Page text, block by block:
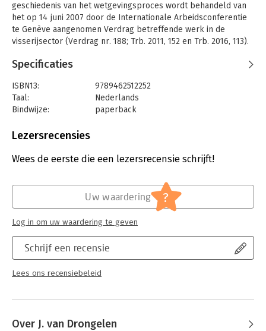
geschiedenis van het wetgevingsproces wordt behandeld van
het op 14 juni 2007 door de Internationale Arbeidsconferentie
te Genève aangenomen Verdrag betreffende werk in de
visserijsector (Verdrag nr. 188; Trb. 2011, 152 en Trb. 2016, 113).
Op grond van artikel 91 Grondwet wordt het Koninkrijk niet aan
verdragen gebonden zonder voorafgaande goedkeuring van de
Staten-Generaal. Goedkeuring kan stilzwijgend worden
gegeven. Ook kan er sprake zijn van uitdrukkelijke
goedkeuring. Uitdrukkelijke goedkeuring wordt verleend bij
uitdrukkelijke goedkeuring bij wet. Deel 1 behandelt de
de overzichtelijkheid zijn de te wijzigen en de vervallen
Specificaties
ISBN13:
9789462512252
Taal:
Nederlands
Bindwijze:
paperback
Uitgever:
Verschijningsdatum:
15-6-2020
Arbeidsrecht: algemeen
Serie:
Visserijverdrag
Lezersrecensies
Wees de eerste die een lezersrecensie schrijft!
Schrijf een recensie
Lees ons recensiebeleid
Uw waardering ?
Log in om uw waardering te geven
Over J. van Drongelen